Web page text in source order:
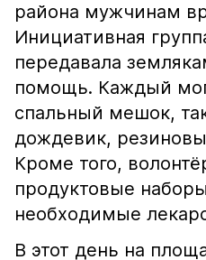
района мужчинам
Инициативная
передавала
помощь. Каждый
спальный мешок,
дождевик,
Кроме того,
продуктовые
необходимые
В этот день на